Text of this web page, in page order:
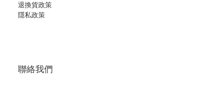
退換貨政策
隱私政策
聯絡我們